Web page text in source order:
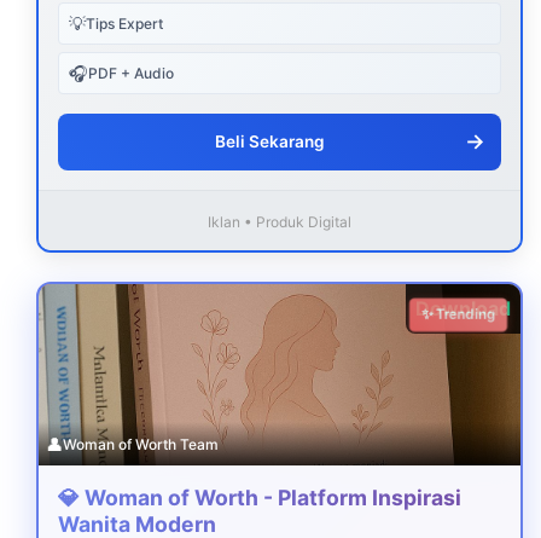
💡Tips Expert
🎧PDF + Audio
Beli Sekarang →
Iklan • Produk Digital
Download
✨ Trending
👤Woman of Worth Team
💎 Woman of Worth - Platform Inspirasi
Wanita Modern